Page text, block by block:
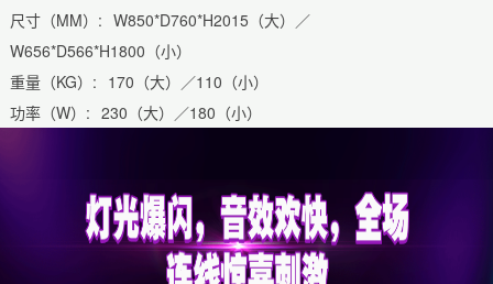
尺寸（MM）: W850*D760*H2015（大）／
W656*D566*H1800（小）
重量（KG）: 170（大）／110（小）
功率（W）: 230（大）／180（小）